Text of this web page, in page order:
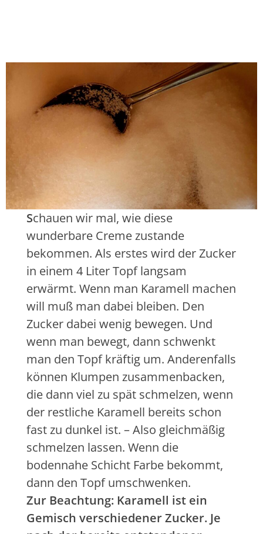
Schauen wir mal, wie diese
wunderbare Creme zustande
bekommen. Als erstes wird der Zucker
in einem 4 Liter Topf langsam
erwärmt. Wenn man Karamell machen
will muß man dabei bleiben. Den
Zucker dabei wenig bewegen. Und
wenn man bewegt, dann schwenkt
man den Topf kräftig um. Anderenfalls
können Klumpen zusammenbacken,
die dann viel zu spät schmelzen, wenn
der restliche Karamell bereits schon
fast zu dunkel ist. – Also gleichmäßig
schmelzen lassen. Wenn die
bodennahe Schicht Farbe bekommt,
dann den Topf umschwenken.
Zur Beachtung: Karamell ist ein
Gemisch verschiedener Zucker. Je